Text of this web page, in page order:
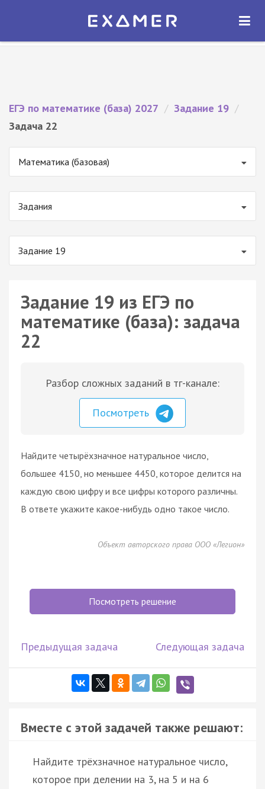
Экзамер — ЕГЭ 2027
ОТКРЫТЬ
ЕГЭ по математике (база) 2027 / Задание 19 /
Задача 22
Математика (базовая)
Задания
Задание 19
Задание 19 из ЕГЭ по
математике (база): задача
22
Разбор сложных заданий в тг-канале:
Посмотреть
Найдите четырёхзначное натуральное число,
большее 4150, но меньшее 4450, которое делится на
каждую свою цифру и все цифры которого различны.
В ответе укажите какое-нибудь одно такое число.
Объект авторского права ООО «Легион»
Посмотреть решение
Предыдущая задача Следующая задача
Вместе с этой задачей также решают:
Найдите трёхзначное натуральное число,
которое при делении на 3, на 5 и на 6